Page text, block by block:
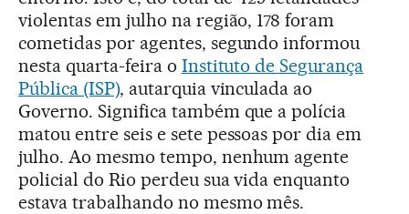
violentas em julho na região, 178 foram
cometidas por agentes, segundo informou
nesta quarta-feira o Instituto de Segurança
Pública (ISP), autarquia vinculada ao
Governo. Significa também que a polícia
matou entre seis e sete pessoas por dia em
julho. Ao mesmo tempo, nenhum agente
policial do Rio perdeu sua vida enquanto
estava trabalhando no mesmo mês.